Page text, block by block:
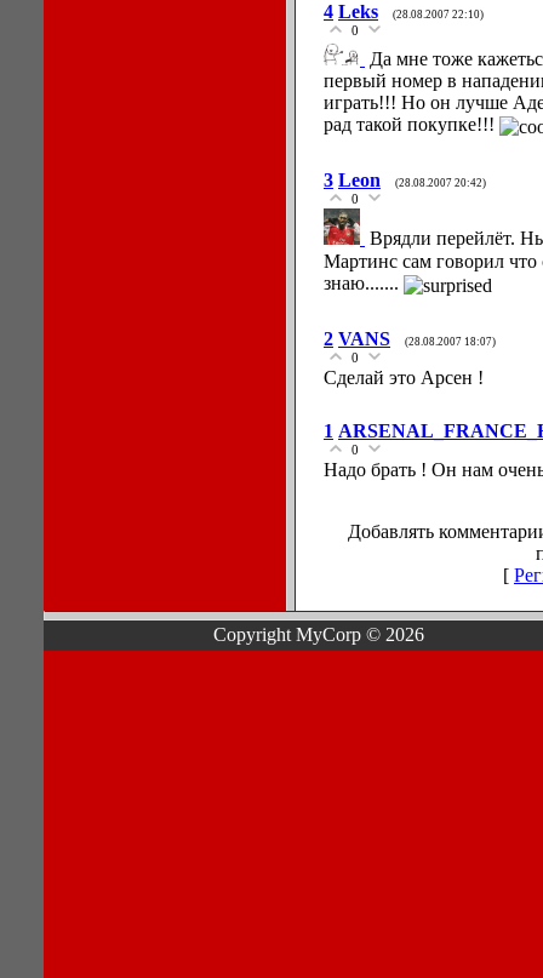
4 Leks (28.08.2007 22:10)
0
Да мне тоже
первый номер в
играть!!! Но он лучше
рад такой покупке!!!
3 Leon (28.08.2007 20:42)
0
Врядли перейлёт.
Мартинс сам говорил
знаю.......
2 VANS (28.08.2007 18:07)
0
Сделай это Арсен !
1
0
Надо брать ! Он нам
Добавлять
[
Copyright MyCorp © 2026